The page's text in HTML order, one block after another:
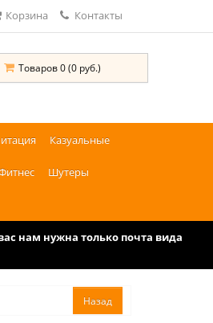
Корзина Контакты
Товаров 0 (0 руб.)
Казуальные
Шутеры
нам нужна только почта вида